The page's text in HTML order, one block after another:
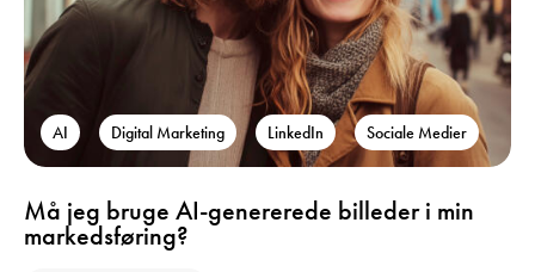
AI Digital Marketing LinkedIn Sociale Medier
Må jeg bruge AI-genererede billeder i min
markedsføring?